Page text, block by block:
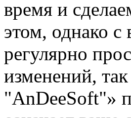
время и
этом, однако
регулярно
изменений,
"AnDeeSoft"»